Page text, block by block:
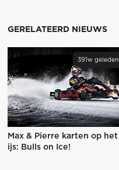
GERELATEERD NIEUWS
391w geleden
Max & Pierre karten op het
ijs: Bulls on Ice!